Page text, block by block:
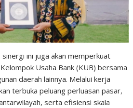
ini juga akan memperkuat
Usaha Bank (KUB) bersama
daerah lainnya. Melalui kerja
terbuka peluang perluasan pasar,
serta efisiensi skala